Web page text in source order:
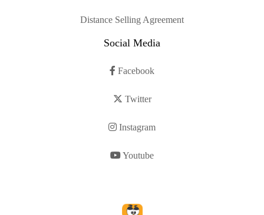
Distance Selling Agreement
Social Media
Facebook
Twitter
Instagram
Youtube